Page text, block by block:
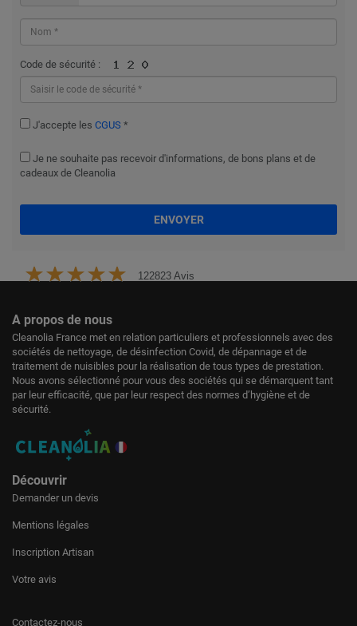
Code de sécurité :
J'accepte les CGUS *
Je ne souhaite pas recevoir d'informations, de bons plans et de
cadeaux de Cleanolia
ENVOYER
122823 Avis
A propos de nous
Cleanolia France met en relation particuliers et professionnels avec des
sociétés de nettoyage, de désinfection Covid, de dépannage et de
traitement de nuisibles pour la réalisation de tous types de prestation.
Nous avons sélectionné pour vous des sociétés qui se démarquent tant
par leur efficacité, que par leur respect des normes d’hygiène et de
sécurité.
Découvrir
Demander un devis
Mentions légales
Inscription Artisan
Votre avis
Contactez-nous